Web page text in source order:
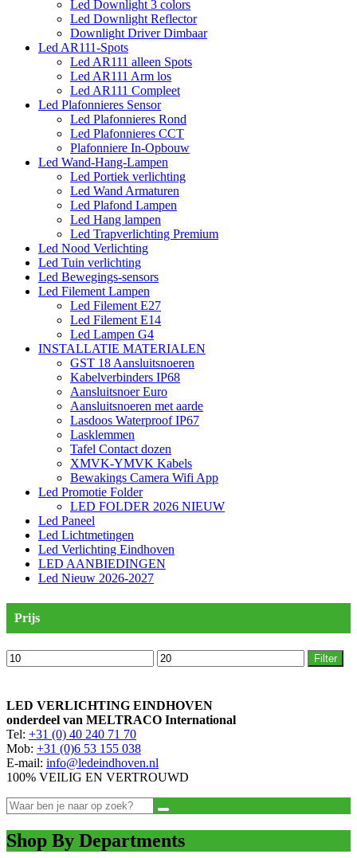
Led Downlight 3 colors
Led Downlight Reflector
Downlight Driver Dimbaar
Led AR111-Spots
Led AR111 alleen Spots
Led AR111 Arm los
Led AR111 Compleet
Led Plafonnieres Sensor
Led Plafonnieres Rond
Led Plafonnieres CCT
Plafonniere In-Opbouw
Led Wand-Hang-Lampen
Led Portiek verlichting
Led Wand Armaturen
Led Plafond Lampen
Led Hang lampen
Led Trapverlichting Premium
Led Nood Verlichting
Led Tuin verlichting
Led Bewegings-sensors
Led Filement Lampen
Led Filement E27
Led Filement E14
Led Lampen G4
INSTALLATIE MATERIALEN
GST 18 Aansluitsnoeren
Kabelverbinders IP68
Aansluitsnoer Euro
Aansluitsnoeren met aarde
Lasdoos Waterproof IP67
Lasklemmen
Tafel Contact dozen
XMVK-YMVK Kabels
Bewakings Camera Wifi App
Led Promotie Folder
LED FOLDER 2026 NIEUW
Led Paneel
Led Lichtmetingen
Led Verlichting Eindhoven
LED AANBIEDINGEN
Led Nieuw 2026-2027
Prijs
Min.
prijs
Max.
prijs
Filter
LED VERLICHTING EINDHOVEN
onderdeel van MELTRACO International
Tel: +31 (0) 40 240 71 70
Mob: +31 (0)6 53 155 038
E-mail: info@ledeindhoven.nl
100% VEILIG EN VERTROUWD
Shop By Departments